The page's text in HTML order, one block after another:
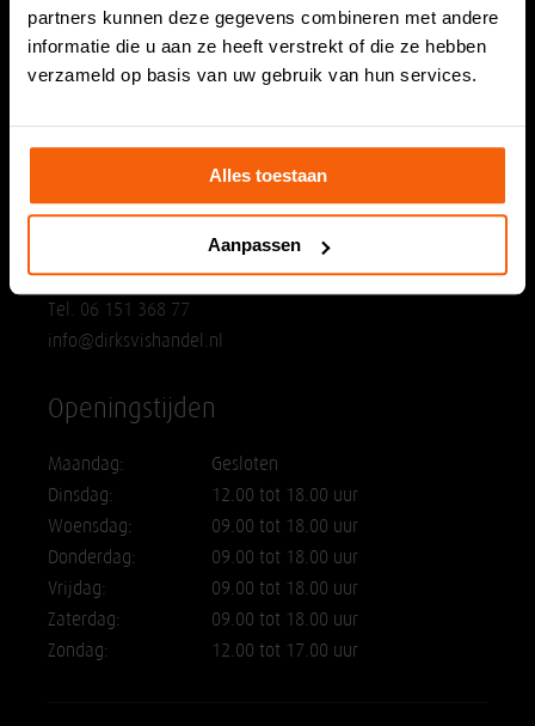
partners kunnen deze gegevens combineren met andere
informatie die u aan ze heeft verstrekt of die ze hebben
verzameld op basis van uw gebruik van hun services.
Alles toestaan
Aanpassen
Zondag:
Gesloten
Vestiging Noordwijk
Bomstraat 25
Tel. 06 151 368 77
info@dirksvishandel.nl
Openingstijden
Maandag:
Gesloten
Dinsdag:
12.00 tot 18.00 uur
Woensdag:
09.00 tot 18.00 uur
Donderdag:
09.00 tot 18.00 uur
Vrijdag:
09.00 tot 18.00 uur
Zaterdag:
09.00 tot 18.00 uur
Zondag:
12.00 tot 17.00 uur